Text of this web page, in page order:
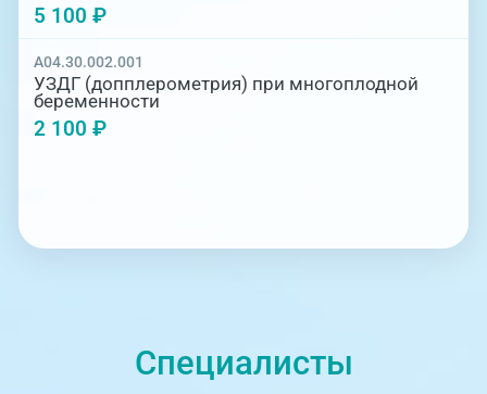
5 100 ₽
A04.30.002.001
УЗДГ (допплерометрия) при многоплодной
беременности
2 100 ₽
Специалисты